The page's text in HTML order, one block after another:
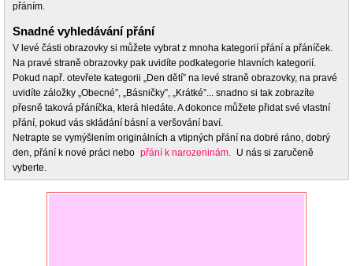
přáním.
Snadné vyhledávání přání
V levé části obrazovky si můžete vybrat z mnoha kategorií přání a přáníček.
Na pravé straně obrazovky pak uvidíte podkategorie hlavních kategorií.
Pokud např. otevřete kategorii „Den dětí” na levé straně obrazovky, na pravé
uvidíte záložky „Obecné”, „Básničky”, „Krátké”... snadno si tak zobrazíte
přesně taková přáníčka, která hledáte. A dokonce můžete přidat své vlastní
přání, pokud vás skládání básní a veršování baví.
Netrapte se vymýšlením originálních a vtipných přání na dobré ráno, dobrý
den, přání k nové práci nebo přání k narozeninám. U nás si zaručeně
vyberte.